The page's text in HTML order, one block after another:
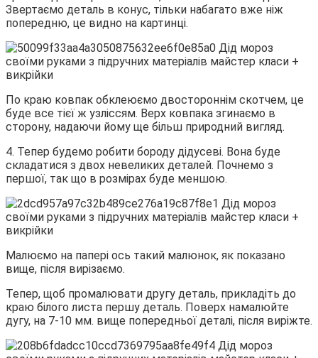
Звертаємо деталь в конус, тільки набагато вже ніж
попередню, це видно на картинці.
По краю ковпак обклеюємо двостороннім скотчем, це
буде все тієї ж узліссям. Верх ковпака згинаємо в
сторону, надаючи йому ще більш природний вигляд.
4. Тепер будемо робити бороду дідусеві. Вона буде
складатися з двох невеликих деталей. Почнемо з
першої, так що в розмірах буде меншою.
Малюємо на папері ось такий малюнок, як показано
вище, після вирізаємо.
Тепер, щоб промалювати другу деталь, прикладіть до
краю білого листа першу деталь. Поверх намалюйте
дугу, на 7-10 мм. вище попередньої деталі, після виріжте.